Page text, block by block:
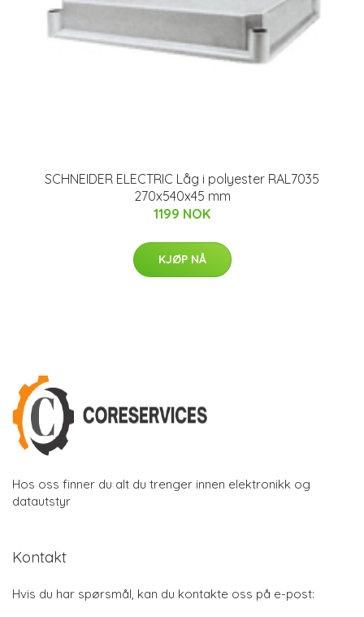
SCHNEIDER ELECTRIC Låg i polyester RAL7035
270x540x45 mm
1199 NOK
KJØP NÅ
Hos oss finner du alt du trenger innen elektronikk og
datautstyr
Kontakt
Hvis du har spørsmål, kan du kontakte oss på e-post: